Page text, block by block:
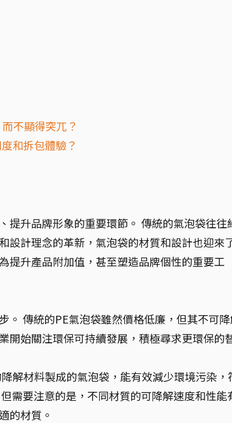
不顯得突兀？
和拆包體驗？
提升品牌形象的重要環節。 傳統的氣泡袋往往
設計理念的革新，氣泡袋的材質和設計也迎來
提升產品附加值，甚至塑造品牌個性的重要工
。 傳統的PE氣泡袋雖然價格低廉，但其不可
開始關注環保可持續發展，積極尋求更環保的
解材料製成的氣泡袋，能有效減少環境污染，
需要注意的是，不同材質的可降解速度和性能
的材質。